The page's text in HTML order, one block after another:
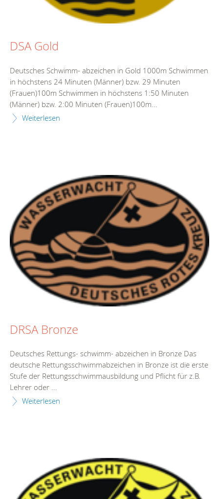
DSA Gold
Deutsches Schwimm- abzeichen in Gold 1000m Schwimmen
in höchstens 24 Minuten (Männer) bzw. 29 Minuten
(Frauen)100m Schwimmen in höchstens 1:50 Minuten
(Männer) bzw. 2:00 Minuten (Frauen)100m...
Weiterlesen
DRSA Bronze
Deutsches Rettungs- schwimm- abzeichen in Bronze Das
deutsche Rettungsschwimmabzeichen in Bronze ist die erste
Stufe der Rettungsschwimmausbildung und Pflicht für z.B.
Lehrer oder ...
Weiterlesen